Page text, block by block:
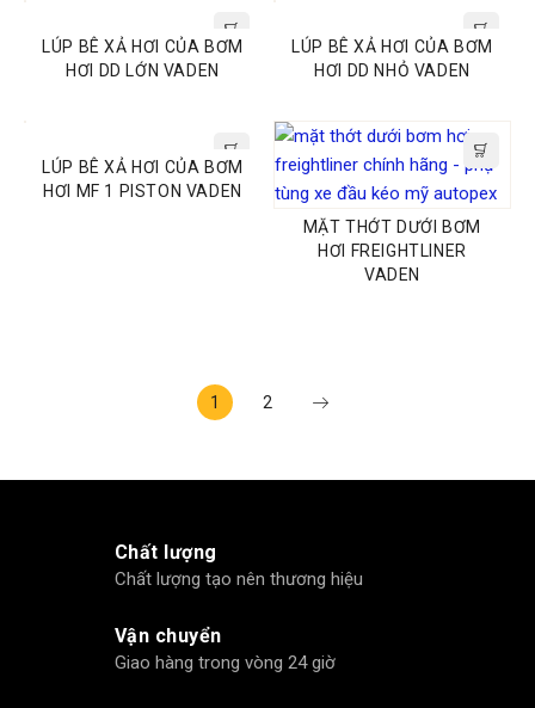
LÚP BÊ XẢ HƠI CỦA BƠM
HƠI DD LỚN VADEN
LÚP BÊ XẢ HƠI CỦA BƠM
HƠI DD NHỎ VADEN
LÚP BÊ XẢ HƠI CỦA BƠM
HƠI MF 1 PISTON VADEN
MẶT THỚT DƯỚI BƠM
HƠI FREIGHTLINER
VADEN
1 2
Chất lượng
Chất lượng tạo nên thương hiệu
Vận chuyển
Giao hàng trong vòng 24 giờ